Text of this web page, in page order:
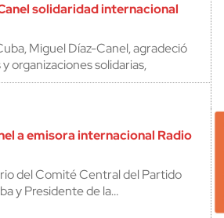
solidaridad internacional
Miguel Díaz-Canel, agradeció
organizaciones solidarias,
a emisora internacional Radio
del Comité Central del Partido
y Presidente de la…